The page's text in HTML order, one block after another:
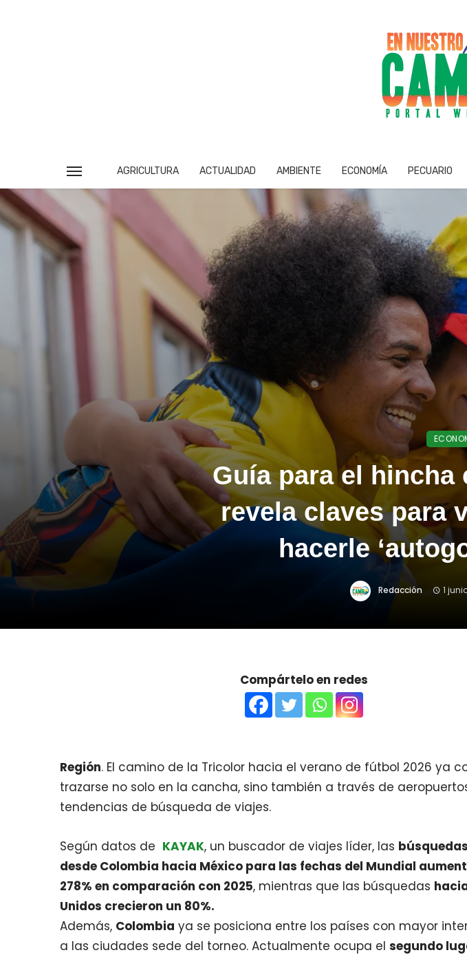
AGRICULTURA ACTUALIDAD AMBIENTE ECONOMÍA PECUARIO
Guía para el hincha
revela claves para
hacerle
Redacción 1
Compártelo en redes
Región. El camino de la Tricolor hacia el verano de fútbol 2026 ya
trazarse no solo en la cancha, sino también a través de
tendencias de búsqueda de viajes.
Según datos de KAYAK, un buscador de viajes líder, las
desde Colombia hacia México para las fechas del Mundial
278% en comparación con 2025, mientras que las búsquedas
Unidos crecieron un 80%.
Además, Colombia ya se posiciona entre los países con mayor
a las ciudades sede del torneo. Actualmente ocupa el segundo